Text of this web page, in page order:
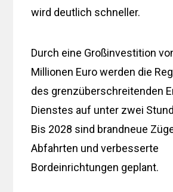
wird deutlich schneller.
Durch eine Großinvestition
Millionen Euro werden die
des grenzüberschreitenden
Dienstes auf unter zwei
Bis 2028 sind brandneue
Abfahrten und verbesserte
Bordeinrichtungen geplant.